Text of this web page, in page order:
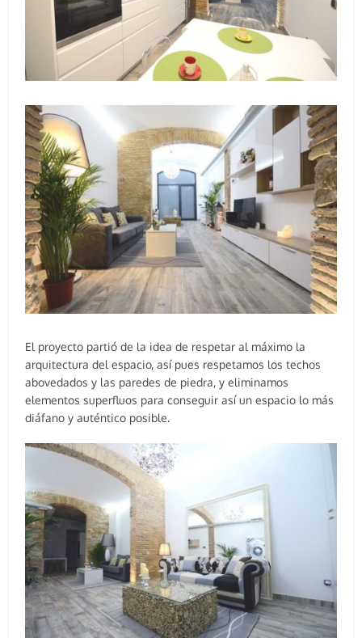
El proyecto partió de la idea de respetar al máximo la
arquitectura del espacio, así pues respetamos los techos
abovedados y las paredes de piedra, y eliminamos
elementos superfluos para conseguir así un espacio lo más
diáfano y auténtico posible.